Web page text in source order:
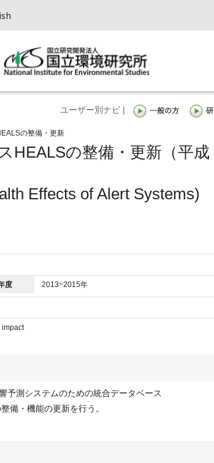
ユーザー別ナビ |
の整備・更新
HEALSの整備・更新（平成
Effects of Alert Systems)
度 2013~2015年
impact
予測システムのための統合データベース
備・機能の更新を行う。